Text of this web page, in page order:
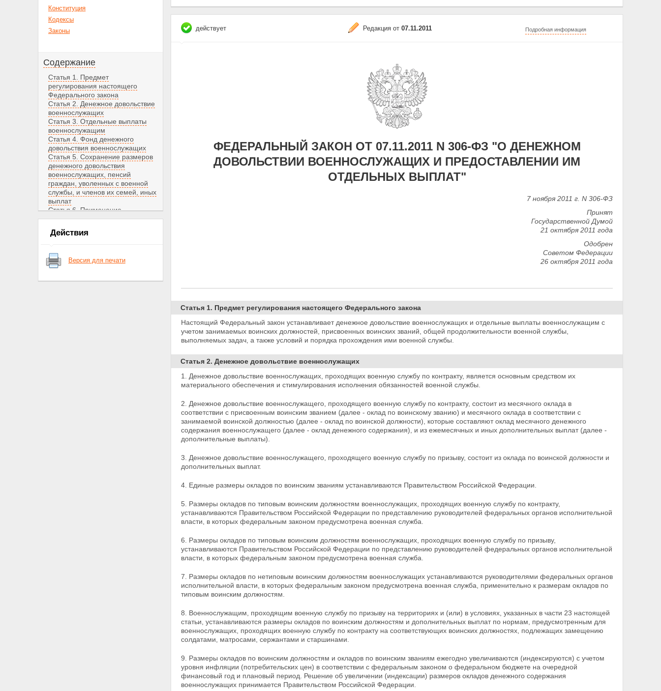
Конституция
Кодексы
Законы
Содержание
Статья 1. Предмет
регулирования настоящего
Федерального закона
Статья 2. Денежное довольствие
военнослужащих
Статья 3. Отдельные выплаты
военнослужащим
Статья 4. Фонд денежного
довольствия военнослужащих
Статья 5. Сохранение размеров
денежного довольствия
военнослужащих, пенсий
граждан, уволенных с военной
службы, и членов их семей, иных
выплат
Статья 6. Применение
законодательных и иных
нормативных правовых актов
Российской Федерации и
иных нормативных правовых
актов Союза ССР
настоящего Федерального
Действия
Версия для печати
действует Редакция от 07.11.2011 Подробная информация
ФЕДЕРАЛЬНЫЙ ЗАКОН ОТ 07.11.2011 N 306-ФЗ "О ДЕНЕЖНОМ
ДОВОЛЬСТВИИ ВОЕННОСЛУЖАЩИХ И ПРЕДОСТАВЛЕНИИ ИМ
ОТДЕЛЬНЫХ ВЫПЛАТ"
7 ноября 2011 г. N 306-ФЗ
Принят
Государственной Думой
21 октября 2011 года
Одобрен
Советом Федерации
26 октября 2011 года
Статья 1. Предмет регулирования настоящего Федерального закона
Настоящий Федеральный закон устанавливает денежное довольствие военнослужащих и отдельные выплаты военнослужащим с
учетом занимаемых воинских должностей, присвоенных воинских званий, общей продолжительности военной службы,
выполняемых задач, а также условий и порядка прохождения ими военной службы.
Статья 2. Денежное довольствие военнослужащих
1. Денежное довольствие военнослужащих, проходящих военную службу по контракту, является основным средством их
материального обеспечения и стимулирования исполнения обязанностей военной службы.
2. Денежное довольствие военнослужащего, проходящего военную службу по контракту, состоит из месячного оклада в
соответствии с присвоенным воинским званием (далее - оклад по воинскому званию) и месячного оклада в соответствии с
занимаемой воинской должностью (далее - оклад по воинской должности), которые составляют оклад месячного денежного
содержания военнослужащего (далее - оклад денежного содержания), и из ежемесячных и иных дополнительных выплат (далее -
дополнительные выплаты).
3. Денежное довольствие военнослужащего, проходящего военную службу по призыву, состоит из оклада по воинской должности и
дополнительных выплат.
4. Единые размеры окладов по воинским званиям устанавливаются Правительством Российской Федерации.
5. Размеры окладов по типовым воинским должностям военнослужащих, проходящих военную службу по контракту,
устанавливаются Правительством Российской Федерации по представлению руководителей федеральных органов исполнительной
власти, в которых федеральным законом предусмотрена военная служба.
6. Размеры окладов по типовым воинским должностям военнослужащих, проходящих военную службу по призыву,
устанавливаются Правительством Российской Федерации по представлению руководителей федеральных органов исполнительной
власти, в которых федеральным законом предусмотрена военная служба.
7. Размеры окладов по нетиповым воинским должностям военнослужащих устанавливаются руководителями федеральных органов
исполнительной власти, в которых федеральным законом предусмотрена военная служба, применительно к размерам окладов по
типовым воинским должностям.
8. Военнослужащим, проходящим военную службу по призыву на территориях и (или) в условиях, указанных в части 23 настоящей
статьи, устанавливаются размеры окладов по воинским должностям и дополнительных выплат по нормам, предусмотренным для
военнослужащих, проходящих военную службу по контракту на соответствующих воинских должностях, подлежащих замещению
солдатами, матросами, сержантами и старшинами.
9. Размеры окладов по воинским должностям и окладов по воинским званиям ежегодно увеличиваются (индексируются) с учетом
уровня инфляции (потребительских цен) в соответствии с федеральным законом о федеральном бюджете на очередной
финансовый год и плановый период. Решение об увеличении (индексации) размеров окладов денежного содержания
военнослужащих принимается Правительством Российской Федерации.